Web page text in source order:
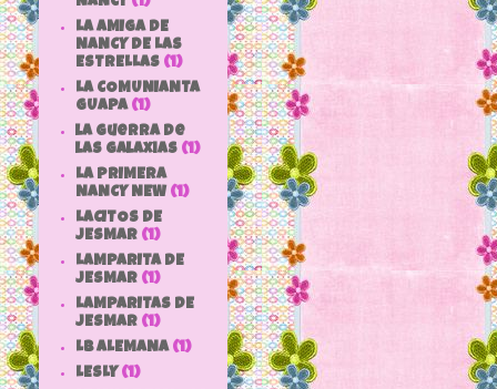
LA AMIGA DE
NANCY DE LAS
ESTRELLAS (1)
LA COMUNIANTA
GUAPA (1)
la guerra de
las galaxias (1)
LA PRIMERA
NANCY NEW (1)
LACITOS DE
JESMAR (1)
LAMPARITA DE
JESMAR (1)
LAMPARITAS DE
JESMAR (1)
LB ALEMANA (1)
LESLY (1)